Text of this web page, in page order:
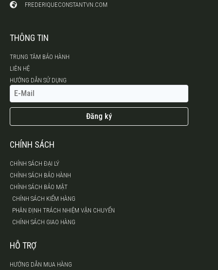
FREDERIQUECONSTANTVN.COM
THÔNG TIN
TRUNG TÂM BẢO HÀNH
LIÊN HỆ
HƯỚNG DẪN SỬ DỤNG
Đăng ký
CHÍNH SÁCH
CHÍNH SÁCH ĐẠI LÝ
CHÍNH SÁCH BẢO HÀNH
CHÍNH SÁCH BẢO MẬT
CHÍNH SÁCH KIỂM HÀNG
PHÂN ĐỊNH TRÁCH NHIỆM VẬN CHUYỂN
CHÍNH SÁCH GIAO HÀNG
HỖ TRỢ
HƯỚNG DẪN MUA HÀNG